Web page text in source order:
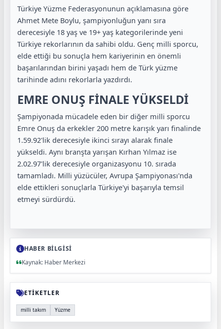
Türkiye Yüzme Federasyonunun açıklamasına göre
Ahmet Mete Boylu, şampiyonluğun yanı sıra
derecesiyle 18 yaş ve 19+ yaş kategorilerinde yeni
Türkiye rekorlarının da sahibi oldu. Genç milli sporcu,
elde ettiği bu sonuçla hem kariyerinin en önemli
başarılarından birini yaşadı hem de Türk yüzme
tarihinde adını rekorlarla yazdırdı.
EMRE ONUŞ FİNALE YÜKSELDİ
Şampiyonada mücadele eden bir diğer milli sporcu
Emre Onuş da erkekler 200 metre karışık yarı finalinde
1.59.92'lik derecesiyle ikinci sırayı alarak finale
yükseldi. Aynı branşta yarışan Kırhan Yılmaz ise
2.02.97'lik derecesiyle organizasyonu 10. sırada
tamamladı. Milli yüzücüler, Avrupa Şampiyonası'nda
elde ettikleri sonuçlarla Türkiye'yi başarıyla temsil
etmeyi sürdürdü.
HABER BİLGİSİ
Kaynak: Haber Merkezi
ETİKETLER
milli takım Yüzme